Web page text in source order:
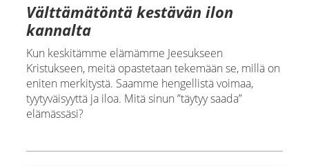
Välttämätöntä kestävän ilon
kannalta
Kun keskitämme elämämme Jeesukseen
Kristukseen, meitä opastetaan tekemään se, millä on
eniten merkitystä. Saamme hengellistä voimaa,
tyytyväisyyttä ja iloa. Mitä sinun ”täytyy saada”
elämässäsi?